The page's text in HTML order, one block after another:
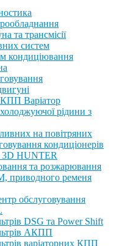
та трансмісії
систем
кондиціювання
Варіатор
рідини з
на повітряних
кондиціонерів
3D HUNTER
та розжарювання
приводного ременя
обслуговування
DSG та Power Shift
АКПП
варіаторних КПП